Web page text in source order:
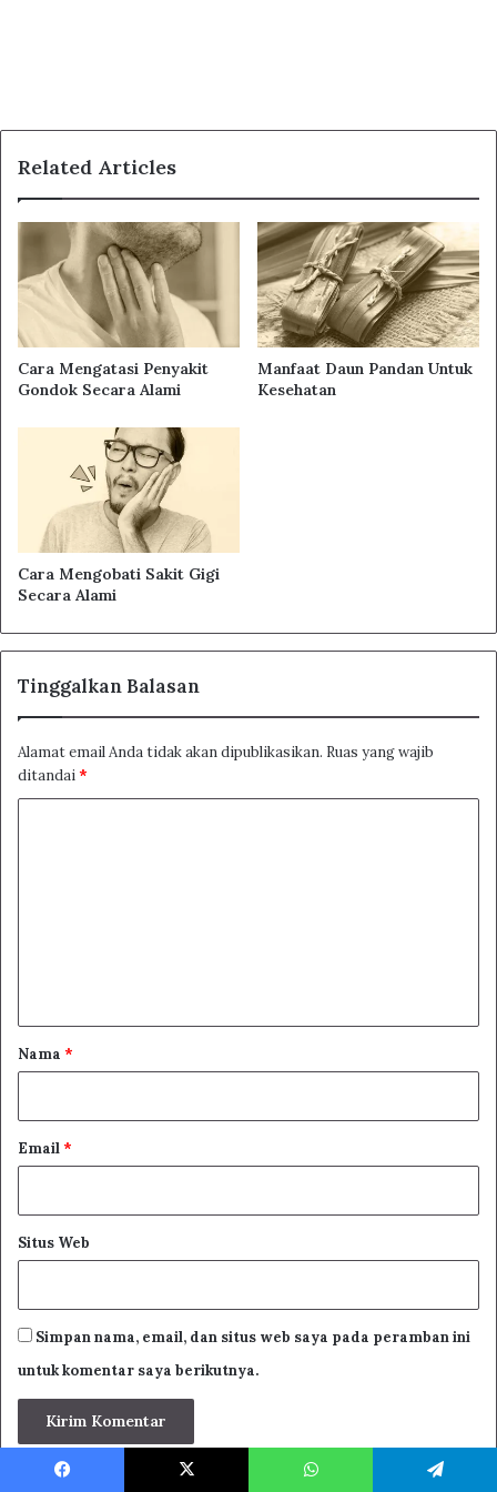
Related Articles
Cara Mengatasi Penyakit
Gondok Secara Alami
Manfaat Daun Pandan Untuk
Kesehatan
Cara Mengobati Sakit Gigi
Secara Alami
Tinggalkan Balasan
Alamat email Anda tidak akan dipublikasikan. Ruas yang wajib
ditandai*
r
Nama *
Email*
Situs Web
Simpan nama, email, dan situs web saya pada peramban ini
untuk komentar saya berikutnya.